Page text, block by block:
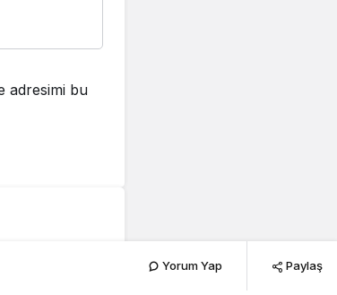
adresimi bu
Yorum Yap Paylaş